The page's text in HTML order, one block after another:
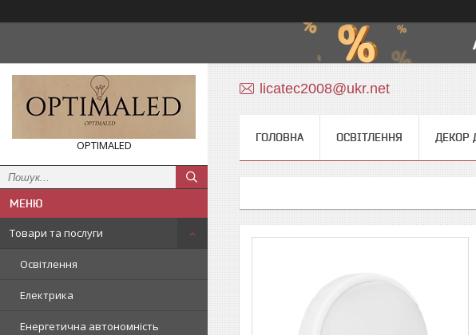
OPTIMALED
Товари та послуги
Освітлення
Електрика
Енергетична автономність
licatec2008@ukr.net
ГОЛОВНА ОСВІТЛЕННЯ ДЕКОР